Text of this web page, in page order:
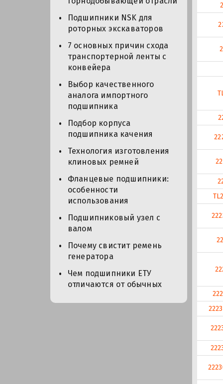
Подшипники NSK для
роторных экскаваторов
7 основных причин схода
транспортерной ленты с
конвейера
Выбор качественного
аналога импортного
подшипника
Подбор корпуса
подшипника качения
Технология изготовления
клиновых ремней
Фланцевые подшипники:
особенности
использования
Подшипниковый узел с
валом
Почему свистит ремень
генератора
Чем подшипники ЕТУ
отличаются от обычных